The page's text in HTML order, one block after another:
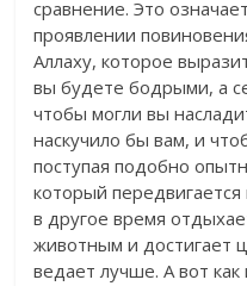
сравнение. Это
проявлении
Аллаху, которое
вы будете бодрыми, а
чтобы могли вы
наскучило бы вам, и
поступая подобно
который
в другое время
животным и достигает
ведает лучше. А вот как